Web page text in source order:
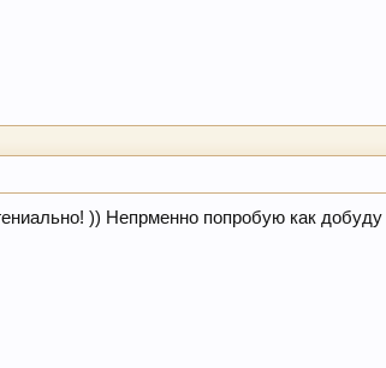
)) Непрменно попробую как